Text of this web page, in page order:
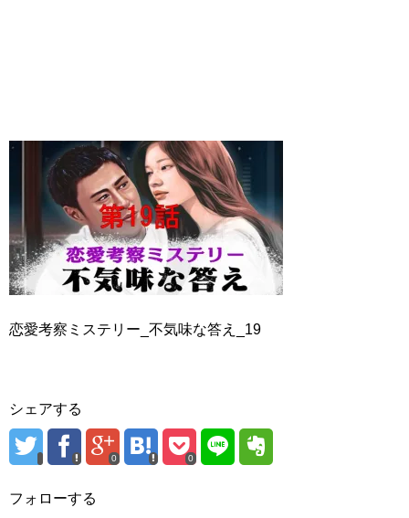
恋愛考察ミステリー_不気味な答え_19
シェアする
0 0
フォローする